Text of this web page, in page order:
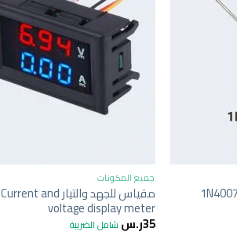
جميع المكونات
مقياس للجهد والتيار Current and
voltage display meter
35ر.س شامل الضريبة